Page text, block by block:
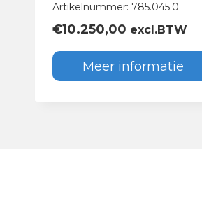
Artikelnummer: 785.045.0
€10.250,00 excl.BTW
Meer informatie